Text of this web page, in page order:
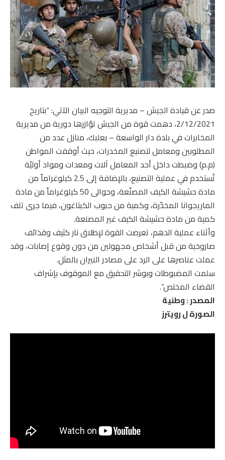
صدر عن قيادة الجيش – مديرية التوجيه البيان الآتي: “بتاريخ
2/12/2021، دهمت قوة من الجيش تؤازرها دورية من مديرية
المخابرات في بلدة دار الواسعة – بعلبك، منازل عدد من
المطلوبين ومعامل لتصنيع المخدرات، حيث أوقفت المواطن
(م.م) وضبطت داخل أحد المعامل آلات ومعدات ومواد أوليّة
تُستخدم في عملية التصنيع، بالإضافة إلى 2.5 كيلوغراماً من
مادة حشيشة الكيف المصنّعة، وحوالى 50 كيلوغراماً من مادة
الماريجوانا المخدّرة، وكمية من حبوب الكبتاغون، فيما جرى تلف
كمية من مادة حشيشة الكيف غير المصنعة.
وأثناء عملية الدهم، تعرضت القوة لإطلاق نار كثيف وقذائف
صاروخية من قبل أشخاص مجهولين من دون وقوع إصابات، وقد
عملت عناصرها على الرد على مصادر النيران بالمثل.
سلمت المضبوطات وبوشر التحقيق مع الموقوف بإشراف
القضاء المختص”.
المصدر : وطنية
الصورة ل رويترز